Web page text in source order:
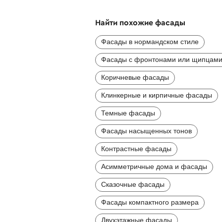
Найти похожие фасады
Фасады в нормандском стиле
Фасады с фронтонами или щипцами
Коричневые фасады
Клинкерные и кирпичные фасады
Темные фасады
Фасады насыщенных тонов
Контрастные фасады
Асимметричные дома и фасады
Сказочные фасады
Фасады компактного размера
Двухэтажные фасады